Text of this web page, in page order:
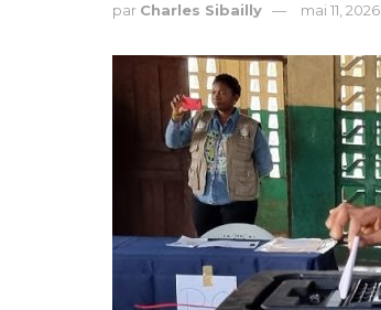
par Charles Sibailly mai 11, 2026